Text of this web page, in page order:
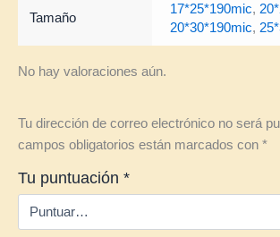
Tamaño
17*25*190mic,
20*30*190mic,
No hay valoraciones aún.
Tu dirección de correo electrónico no será
campos obligatorios están marcados con *
Tu puntuación *